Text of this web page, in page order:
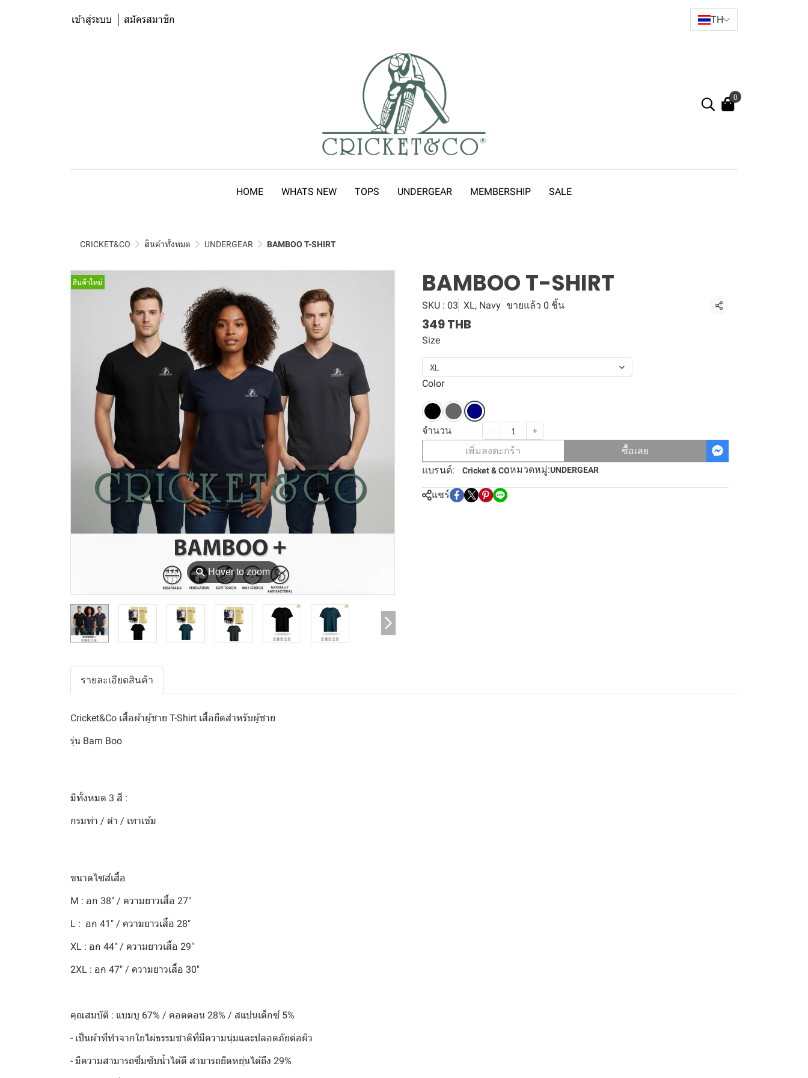
เข้าสู่ระบบ สมัครสมาชิก TH
0
HOME WHATS NEW TOPS UNDERGEAR MEMBERSHIP SALE
CRICKET&CO สินค้าทั้งหมด UNDERGEAR BAMBOO T-SHIRT
⚲Hover to zoom
สินค้าใหม่ BAMBOO T-SHIRT
SKU : 03 XL, Navy ขายแล้ว 0 ชิ้น แชร์
349 THB
Size
XL
Color
จำนวน
เพิ่มลงตะกร้า
ซื้อเลย
แบรนด์:
Cricket & COหมวดหมู่:UNDERGEAR
แชร์
รายละเอียดสินค้า
Cricket&Co เสื้อผ้าผู้ชาย T-Shirt เสื้อยืดสำหรับผู้ชาย
รุ่น Bam Boo
มีทั้งหมด 3 สี :
กรมท่า / ดำ / เทาเข้ม
ขนาดไซส์เสื้อ
M : อก 38" / ความยาวเสื้อ 27"
L : อก 41" / ความยาวเสื้อ 28"
XL : อก 44" / ความยาวเสื้อ 29"
2XL : อก 47" / ความยาวเสื้อ 30"
คุณสมบัติ : แบมบู 67% / คอตตอน 28% / สแปนเด็กซ์ 5%
- เป็นผ้าที่ทำจากใยไผ่ธรรมชาติที่มีความนุ่มและปลอดภัยต่อผิว
- มีความสามารถซึมซับน้ำได้ดี สามารถยืดหยุ่นได้ถึง 29%